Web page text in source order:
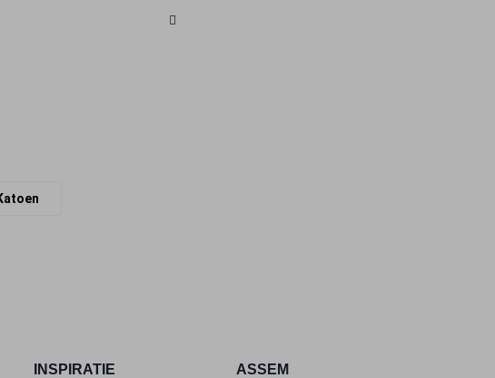
bekend om zijn aandacht voor detail
INSPIRATIE ASSEM